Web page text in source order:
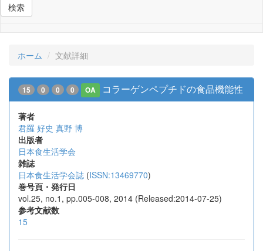
検索
ホーム 文献詳細
15 0 0 0 OA コラーゲンペプチドの食品機能性
著者
君羅 好史 真野 博
出版者
日本食生活学会
雑誌
日本食生活学会誌 (ISSN:13469770)
巻号頁・発行日
vol.25, no.1, pp.005-008, 2014 (Released:2014-07-25)
参考文献数
15